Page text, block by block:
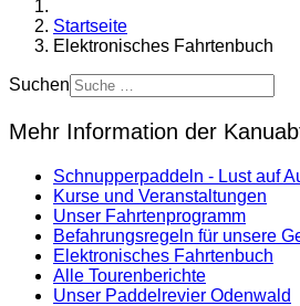
Startseite
Elektronisches Fahrtenbuch
Suchen
Mehr Information der
Schnupperpaddeln - Lust auf
Kurse und Veranstaltungen
Unser Fahrtenprogramm
Befahrungsregeln für unsere
Elektronisches Fahrtenbuch
Alle Tourenberichte
Unser Paddelrevier Odenwald